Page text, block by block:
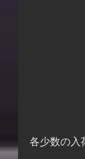
各少数の入